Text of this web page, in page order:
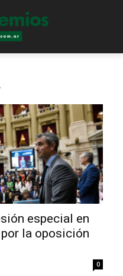
especial en
la oposición
0